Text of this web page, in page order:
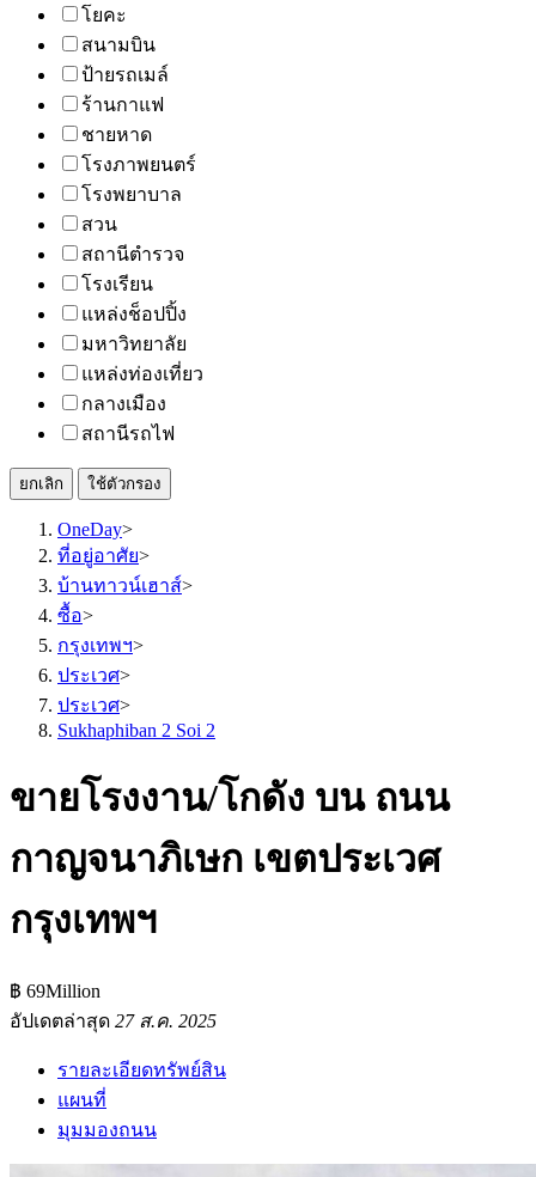
โยคะ
สนามบิน
ป้ายรถเมล์
ร้านกาแฟ
ชายหาด
โรงภาพยนตร์
โรงพยาบาล
สวน
สถานีตำรวจ
โรงเรียน
แหล่งช็อปปิ้ง
มหาวิทยาลัย
แหล่งท่องเที่ยว
กลางเมือง
สถานีรถไฟ
ยกเลิก ใช้ตัวกรอง
OneDay>
ที่อยู่อาศัย>
บ้านทาวน์เฮาส์>
ซื้อ>
กรุงเทพฯ>
ประเวศ>
ประเวศ>
Sukhaphiban 2 Soi 2
ขายโรงงาน/โกดัง บน ถนน
กาญจนาภิเษก เขตประเวศ
กรุงเทพฯ
฿ 69Million
อัปเดตล่าสุด 27 ส.ค. 2025
รายละเอียดทรัพย์สิน
แผนที่
มุมมองถนน